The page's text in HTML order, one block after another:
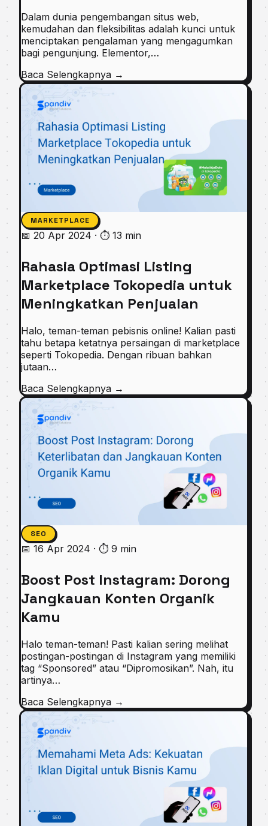
Dalam dunia pengembangan situs web,
kemudahan dan fleksibilitas adalah kunci untuk
menciptakan pengalaman yang mengagumkan
bagi pengunjung. Elementor,…
Baca Selengkapnya →
MARKETPLACE
📅 20 Apr 2024 · ⏱ 13 min
Rahasia Optimasi Listing
Marketplace Tokopedia untuk
Meningkatkan Penjualan
Halo, teman-teman pebisnis online! Kalian pasti
tahu betapa ketatnya persaingan di marketplace
seperti Tokopedia. Dengan ribuan bahkan
jutaan…
Baca Selengkapnya →
SEO
📅 16 Apr 2024 · ⏱ 9 min
Boost Post Instagram: Dorong
Jangkauan Konten Organik
Kamu
Halo teman-teman! Pasti kalian sering melihat
postingan-postingan di Instagram yang memiliki
tag “Sponsored” atau “Dipromosikan”. Nah, itu
artinya…
Baca Selengkapnya →